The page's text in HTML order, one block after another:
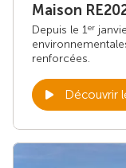
Maison
Depuis le 1er
renforcées.
Découvrir